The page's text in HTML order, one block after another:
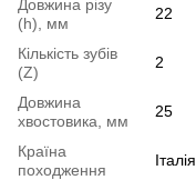
Довжина різу
(h), мм
22
Кількість зубів
(Z)
2
Довжина
хвостовика, мм
25
Країна
походження
Італія